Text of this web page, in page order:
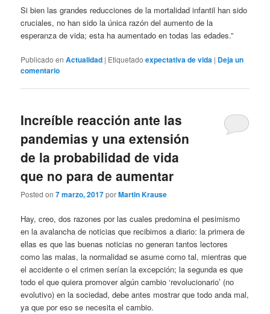
Si bien las grandes reducciones de la mortalidad infantil han sido
cruciales, no han sido la única razón del aumento de la
esperanza de vida; esta ha aumentado en todas las edades.”
Publicado en Actualidad | Etiquetado expectativa de vida | Deja un
comentario
Increíble reacción ante las
pandemias y una extensión
de la probabilidad de vida
que no para de aumentar
Posted on7 marzo, 2017porMartin Krause
Hay, creo, dos razones por las cuales predomina el pesimismo
en la avalancha de noticias que recibimos a diario: la primera de
ellas es que las buenas noticias no generan tantos lectores
como las malas, la normalidad se asume como tal, mientras que
el accidente o el crimen serían la excepción; la segunda es que
todo el que quiera promover algún cambio ‘revolucionario’ (no
evolutivo) en la sociedad, debe antes mostrar que todo anda mal,
ya que por eso se necesita el cambio.